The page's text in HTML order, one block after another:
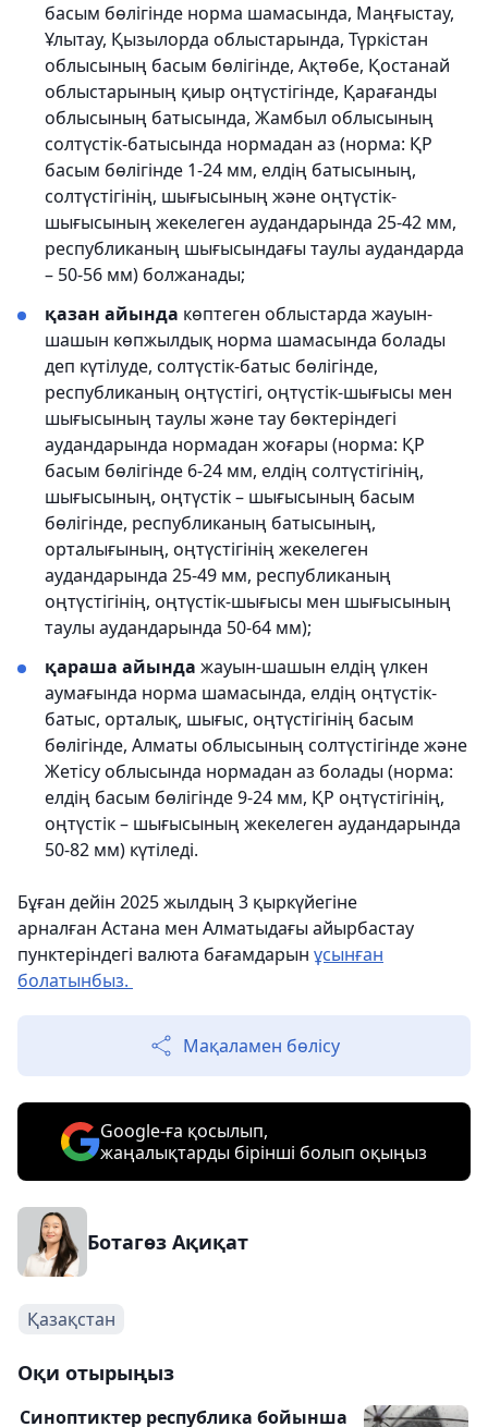
басым бөлігінде норма шамасында, Маңғыстау,
Ұлытау, Қызылорда облыстарында, Түркістан
облысының басым бөлігінде, Ақтөбе, Қостанай
облыстарының қиыр оңтүстігінде, Қарағанды
облысының батысында, Жамбыл облысының
солтүстік-батысында нормадан аз (норма: ҚР
басым бөлігінде 1-24 мм, елдің батысының,
солтүстігінің, шығысының және оңтүстік-
шығысының жекелеген аудандарында 25-42 мм,
республиканың шығысындағы таулы аудандарда
– 50-56 мм) болжанады;
қазан айында көптеген облыстарда жауын-
шашын көпжылдық норма шамасында болады
деп күтілуде, солтүстік-батыс бөлігінде,
республиканың оңтүстігі, оңтүстік-шығысы мен
шығысының таулы және тау бөктеріндегі
аудандарында нормадан жоғары (норма: ҚР
басым бөлігінде 6-24 мм, елдің солтүстігінің,
шығысының, оңтүстік – шығысының басым
бөлігінде, республиканың батысының,
орталығының, оңтүстігінің жекелеген
аудандарында 25-49 мм, республиканың
оңтүстігінің, оңтүстік-шығысы мен шығысының
таулы аудандарында 50-64 мм);
қараша айында жауын-шашын елдің үлкен
аумағында норма шамасында, елдің оңтүстік-
батыс, орталық, шығыс, оңтүстігінің басым
бөлігінде, Алматы облысының солтүстігінде және
Жетісу облысында нормадан аз болады (норма:
елдің басым бөлігінде 9-24 мм, ҚР оңтүстігінің,
оңтүстік – шығысының жекелеген аудандарында
50-82 мм) күтіледі.
Бұған дейін 2025 жылдың 3 қыркүйегіне
арналған Астана мен Алматыдағы айырбастау
пунктеріндегі валюта бағамдарын ұсынған
болатынбыз.
Мақаламен бөлісу
Google-ға қосылып,
жаңалықтарды бірінші болып оқыңыз
Ботагөз Ақиқат
Қазақстан
Оқи отырыңыз
Синоптиктер республика бойынша